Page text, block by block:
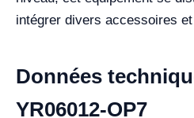
intégrer divers accessoires
Données
YR06012-OP7